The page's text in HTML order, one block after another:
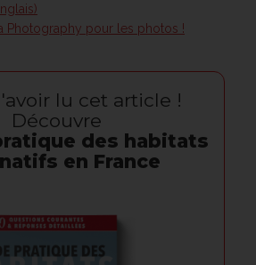
Photography pour les photos !
lu cet article !
Découvre
des habitats
en France